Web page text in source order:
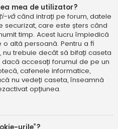
mea de utilizator?
văcând intrați pe forum, datele
securizat, care este șters când
timp. Acest lucru împiedică
altă persoană. Pentru a fi
trebuie decât să bifați caseta
accesați forumul de pe un
cafenele informatice,
nu vedeți caseta, înseamnă
opțiunea.
urile”?